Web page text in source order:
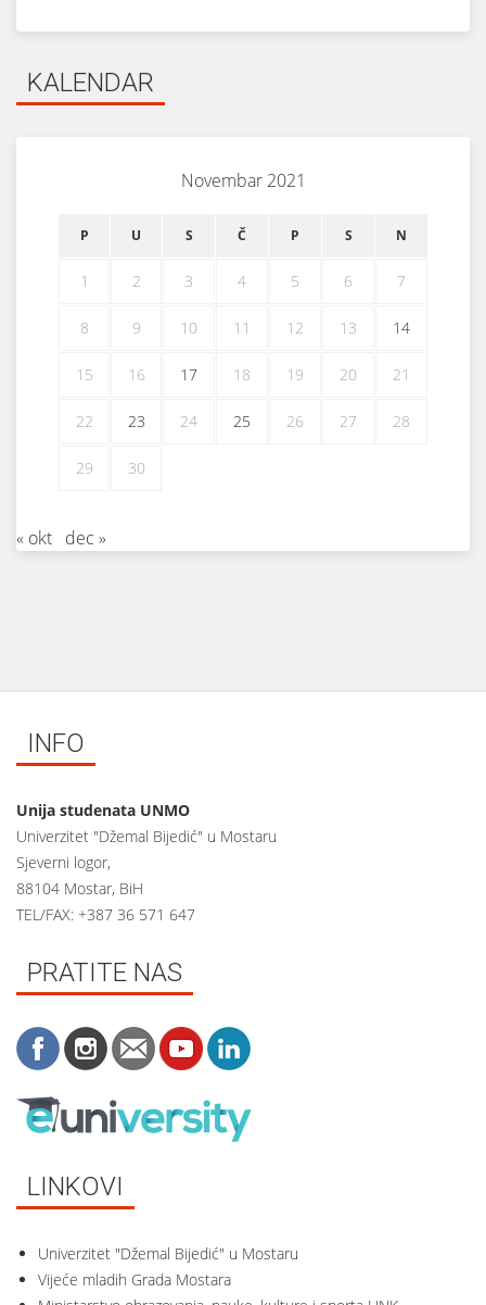
KALENDAR
Novembar 2021
P U S Č P S N
1 2 3 4 5 6 7
8 9 10 11 12 13 14
15 16 17 18 19 20 21
22 23 24 25 26 27 28
29 30
« okt dec »
INFO
Unija studenata UNMO
Univerzitet "Džemal Bijedić" u Mostaru
Sjeverni logor,
88104 Mostar, BiH
TEL/FAX: +387 36 571 647
PRATITE NAS
LINKOVI
Univerzitet "Džemal Bijedić" u Mostaru
Vijeće mladih Grada Mostara